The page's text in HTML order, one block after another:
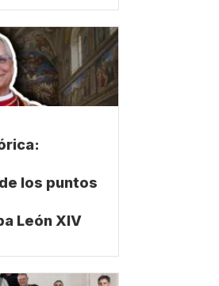
los puntos
León XIV